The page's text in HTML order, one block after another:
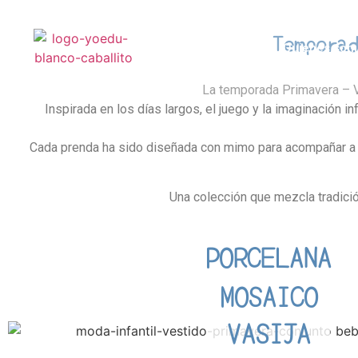
Quienes
La temporada Primavera –
Inspirada en los días largos, el juego y la imaginación
Cada prenda ha sido diseñada con mimo para
Una colección que mezcla
PORCELANA
MOSAICO
VASIJA